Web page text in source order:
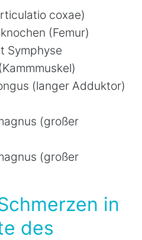
coxae)
(Femur)
Symphyse
(langer Adduktor)
(großer
(großer
in
des